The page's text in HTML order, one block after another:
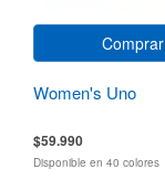
Comprar
Women's Uno
$59.990
Disponible en 40 colores